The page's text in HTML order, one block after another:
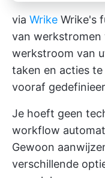
via Wrike Wrike's
van werkstromen
werkstroom van
taken en acties
vooraf
Je hoeft geen
workflow
Gewoon
verschillende